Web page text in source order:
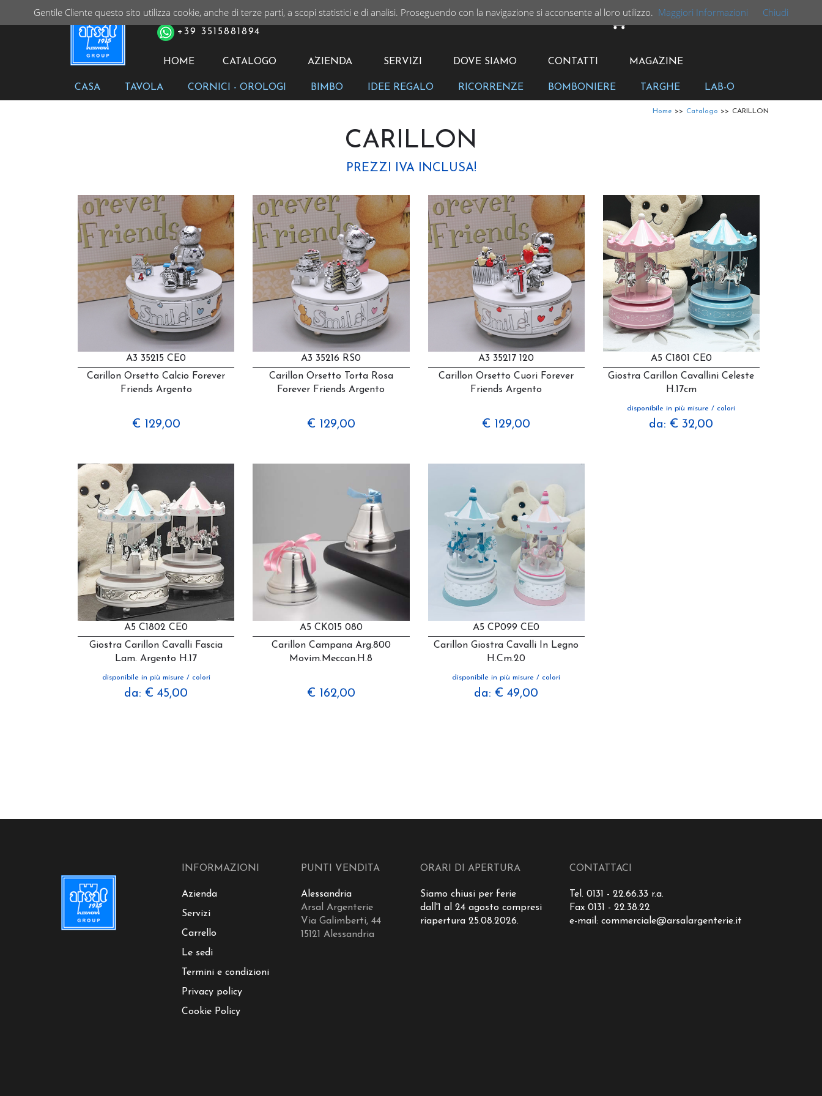
PER ORDINI TELEFONICI
+39 3515881894
HOME CATALOGO AZIENDA SERVIZI DOVE SIAMO CONTATTI MAGAZINE
VAI CARRELLO
CASA TAVOLA CORNICI - OROLOGI BIMBO IDEE REGALO RICORRENZE BOMBONIERE TARGHE LAB-O
CARILLON
Catalogo >>
Home >>
CARILLON
PREZZI IVA INCLUSA!
A3 35215 CE0
Carillon Orsetto Calcio Forever
Friends Argento
€ 129,00
A3 35216 RS0
Carillon Orsetto Torta Rosa
Forever Friends Argento
€ 129,00
A3 35217 120
Carillon Orsetto Cuori Forever
Friends Argento
€ 129,00
A5 C1801 CE0
Giostra Carillon Cavallini Celeste
H.17cm
disponibile in più misure / colori
da: € 32,00
A5 C1802 CE0
Giostra Carillon Cavalli Fascia
Lam. Argento H.17
disponibile in più misure / colori
da: € 45,00
A5 CK015 080
Carillon Campana Arg.800
Movim.meccan.h.8
€ 162,00
A5 CP099 CE0
Carillon Giostra Cavalli In Legno
H.cm.20
disponibile in più misure / colori
da: € 49,00
INFORMAZIONI
Azienda
Servizi
Carrello
Le sedi
Termini e condizioni
Privacy policy
Cookie Policy
PUNTI VENDITA
Alessandria
Arsal Argenterie
Via Galimberti, 44
15121 Alessandria
ORARI DI APERTURA
Siamo chiusi per ferie
dall'1 al 24 agosto compresi
riapertura 25.08.2026.
CONTATTACI
Tel. 0131 - 22.66.33 r.a.
Fax 0131 - 22.38.22
e-mail: commerciale@arsalargenterie.it
Gentile Cliente questo sito utilizza cookie, anche di terze parti, a scopi statistici e di analisi. Proseguendo con la navigazione si acconsente al loro utilizzo. Maggiori Informazioni Chiudi